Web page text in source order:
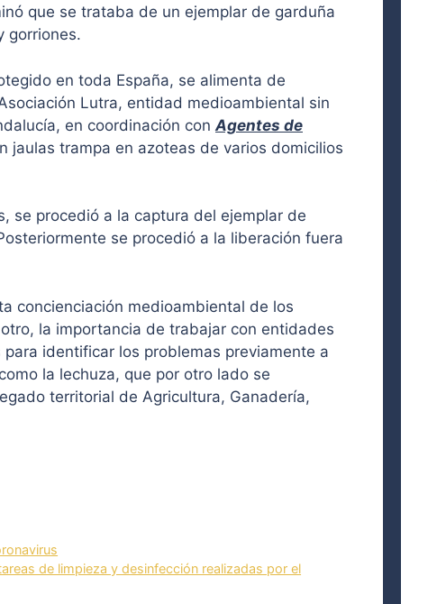
que se trataba de un ejemplar de garduña
gorriones.
en toda España, se alimenta de
Lutra, entidad medioambiental sin
en coordinación con Agentes de
jaulas trampa en azoteas de varios domicilios
se procedió a la captura del ejemplar de
se procedió a la liberación fuera
concienciación medioambiental de los
la importancia de trabajar con entidades
identificar los problemas previamente a
la lechuza, que por otro lado se
territorial de Agricultura, Ganadería,
de limpieza y desinfección realizadas por el